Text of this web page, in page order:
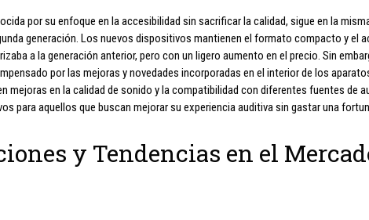
por su enfoque en la accesibilidad sin sacrificar la calidad, sigue en la
generación. Los nuevos dispositivos mantienen el formato compacto y el
a la generación anterior, pero con un ligero aumento en el precio. Sin
por las mejoras y novedades incorporadas en el interior de los
mejoras en la calidad de sonido y la compatibilidad con diferentes fuentes de
para aquellos que buscan mejorar su experiencia auditiva sin gastar una
y Tendencias en el